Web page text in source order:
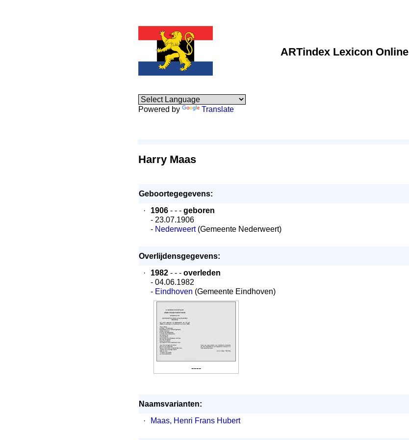
ARTindex Lexicon Online
Powered by Translate
Harry Maas
Geboortegegevens:
·
1906- - - geboren
- 23.07.1906
- Nederweert(Gemeente Nederweert)
Overlijdensgegevens:
·
1982- - - overleden
- 04.06.1982
- Eindhoven (Gemeente Eindhoven)
----
Naamsvarianten:
·
Maas, Henri Frans Hubert